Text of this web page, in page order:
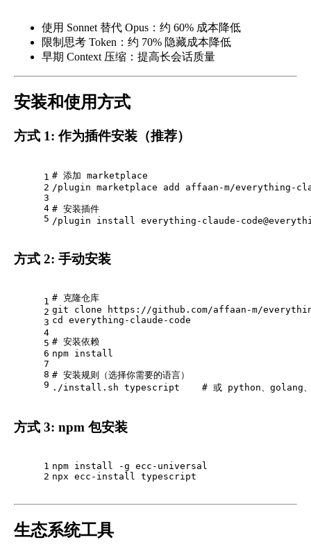
使用 Sonnet 替代 Opus：约 60% 成本降低
限制思考 Token：约 70% 隐藏成本降低
早期 Context 压缩：提高长会话质量
安装和使用方式
方式 1: 作为插件安装（推荐）
1
2
3
4
5
# 添加 marketplace
/plugin marketplace add affaan-m/everything-
# 安装插件
/plugin install everything-claude-
方式 2: 手动安装
1
2
3
4
5
6
7
8
9
# 克隆仓库
git clone https://github.com/affaan-m/
cd
everything-claude-code
# 安装依赖
npm install
# 安装规则（选择你需要的语言）
./install.sh typescript # 或 python、golang
方式 3: npm 包安装
1
2
npm install -g ecc-universal
npx ecc-install typescript
生态系统工具